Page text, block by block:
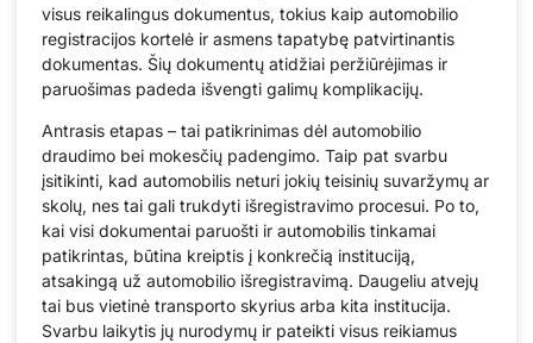
visus reikalingus dokumentus, tokius kaip automobilio
registracijos kortelė ir asmens tapatybę patvirtinantis
dokumentas. Šių dokumentų atidžiai peržiūrėjimas ir
paruošimas padeda išvengti galimų komplikacijų.
Antrasis etapas – tai patikrinimas dėl automobilio
draudimo bei mokesčių padengimo. Taip pat svarbu
įsitikinti, kad automobilis neturi jokių teisinių suvaržymų ar
skolų, nes tai gali trukdyti išregistravimo procesui. Po to,
kai visi dokumentai paruošti ir automobilis tinkamai
patikrintas, būtina kreiptis į konkrečią instituciją,
atsakingą už automobilio išregistravimą. Daugeliu atvejų
tai bus vietinė transporto skyrius arba kita institucija.
Svarbu laikytis jų nurodymų ir pateikti visus reikiamus